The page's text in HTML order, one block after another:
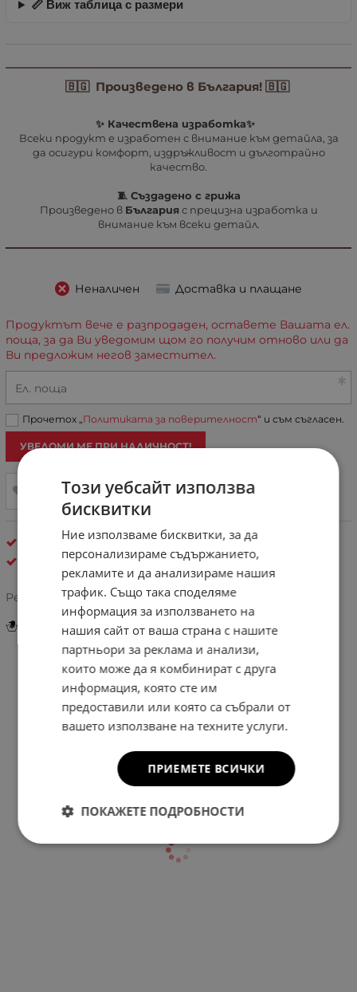
📏 Виж таблица с размери
🇧🇬 Произведено в България! 🇧🇬
✨ Качествена изработка✨
Всеки продукт е изработен с внимание към детайла, за
да осигури комфорт, издръжливост и дълготрайно
качество.
🧵 Създадено с грижа
Произведено в България с прецизна изработка и
внимание към всеки детайл.
Неналичен Доставка и плащане
Инструкции за грижа и поддръжка
Продуктът вече е разпродаден, оставете Вашата ел.
поща, за да Ви уведомим щом го получим отново или да
Ви предложим негов заместител.
Ел. поща
Прочетох „Политиката за поверителност“ и съм съгласен.
УВЕДОМИ МЕ ПРИ НАЛИЧНОСТ!
ДОБАВИ В ЛЮБИМИ
New Age
Рейтинг:
Отзиви към продукт
КОМЕНТИРАЙ
Този уебсайт използва
бисквитки
Ние използваме бисквитки, за да
персонализираме съдържанието,
рекламите и да анализираме нашия
трафик. Също така споделяме
информация за използването на
нашия сайт от ваша страна с нашите
партньори за реклама и анализи,
които може да я комбинират с друга
информация, която сте им
предоставили или която са събрали от
вашето използване на техните услуги.
ПРИЕМЕТЕ ВСИЧКИ
ПОКАЖЕТЕ ПОДРОБНОСТИ